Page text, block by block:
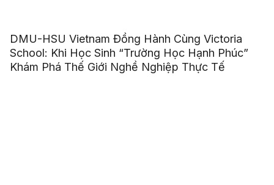
DMU-HSU Vietnam Đồng Hành Cùng Victoria
School: Khi Học Sinh “Trường Học Hạnh Phúc”
Khám Phá Thế Giới Nghề Nghiệp Thực Tế